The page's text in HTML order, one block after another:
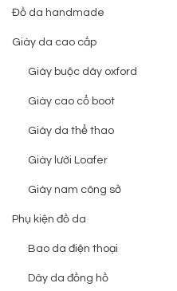
Đồ da handmade
Giày da cao cấp
Giày buộc dây oxford
Giày cao cổ boot
Giày da thể thao
Giày lười Loafer
Giày nam công sở
Phụ kiện đồ da
Bao da điện thoại
Dây da đồng hồ